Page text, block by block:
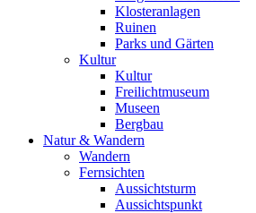
Klosteranlagen
Ruinen
Parks und Gärten
Kultur
Kultur
Freilichtmuseum
Museen
Bergbau
Natur & Wandern
Wandern
Fernsichten
Aussichtsturm
Aussichtspunkt